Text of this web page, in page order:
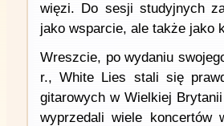
więzi. Do sesji studyjnych
jako wsparcie, ale także jako
Wreszcie, po wydaniu
r., White Lies stali się
gitarowych w Wielkiej
wyprzedali wiele koncertów